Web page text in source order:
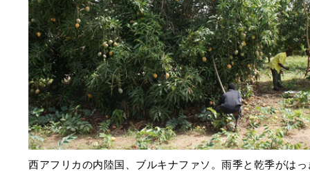
⻄アフリカの内陸国、ブルキナファソ。⾬季と乾季がは